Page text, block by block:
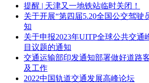
提醒 | 天津又一地铁站临时关闭！
关于开展“第四届5.20全国公交驾驶
知
关于申报2023年UITP全球公共交通
目议题的通知
交通运输部印发通知部署做好道路
及工作
2022中国轨道交通发展高峰论坛